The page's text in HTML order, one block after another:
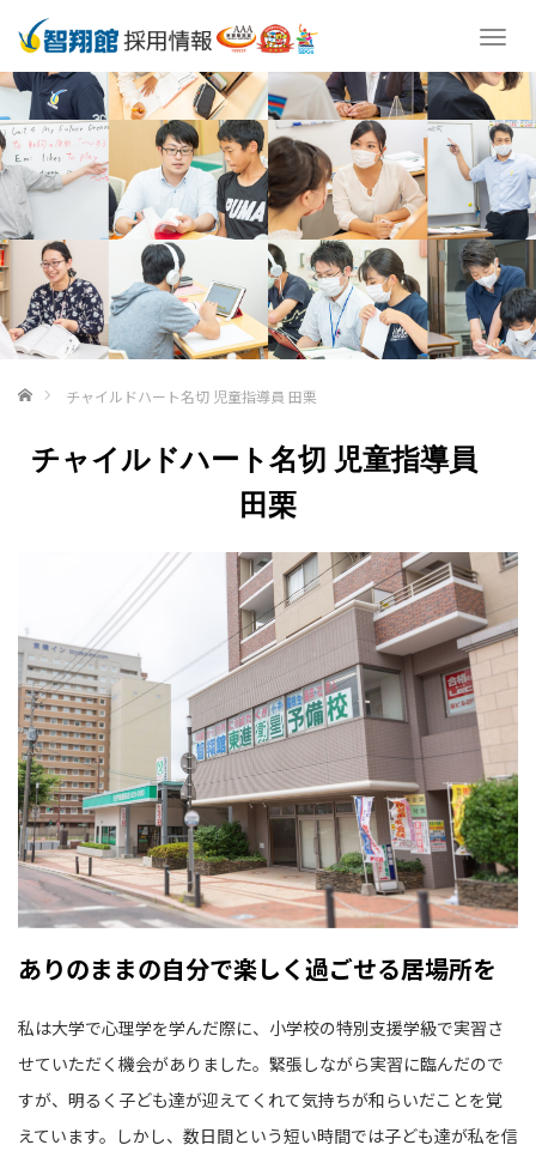
T
g
g
l
e
n
a
v
i
g
a
t
i
ホーム チャイルドハート名切 児童指導員 田栗
チャイルドハート名切 児童指導員
田栗
ありのままの自分で楽しく過ごせる居場所を
私は大学で心理学を学んだ際に、小学校の特別支援学級で実習さ
せていただく機会がありました。緊張しながら実習に臨んだので
すが、明るく子ども達が迎えてくれて気持ちが和らいだことを覚
えています。しかし、数日間という短い時間では子ども達が私を信